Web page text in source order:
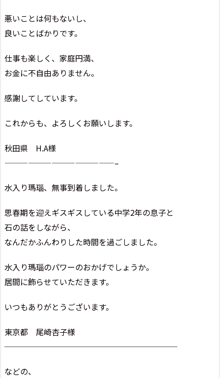
悪いことは何もないし、
良いことばかりです。
仕事も楽しく、家庭円満、
お金に不自由ありません。
感謝してしています。
これからも、よろしくお願いします。
秋田県 H.A様
——————————————–
水入り瑪瑙、無事到着しました。
思春期を迎えギスギスしている中学2年の息子と
石の話をしながら、
なんだかふんわりした時間を過ごしました。
水入り瑪瑙のパワーのおかげでしょうか。
居間に飾らせていただきます。
いつもありがとうございます。
東京都 尾崎杏子様
──────────────────────
などの、